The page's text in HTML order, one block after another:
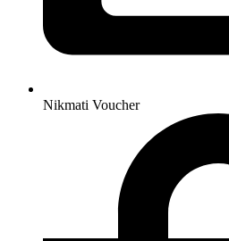
Nikmati Voucher